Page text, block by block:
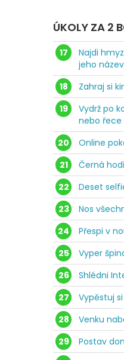
ÚKOLY ZA 2
17
Najdi
jeho název
18
Zahraj si
19
Vydrž po
nebo
20
Online
21
Černá
22
Deset
23
Nos
24
Přespi v
25
Vyper
26
Shlédni
27
Vypěstuj
28
Venku
29
Postav